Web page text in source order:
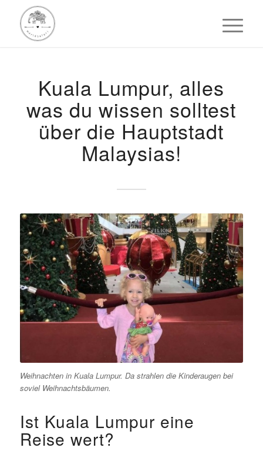
Kuala Lumpur, alles
was du wissen solltest
über die Hauptstadt
Malaysias!
Weihnachten in Kuala Lumpur. Da strahlen die Kinderaugen bei
soviel Weihnachtsbäumen.
Ist Kuala Lumpur eine
Reise wert?